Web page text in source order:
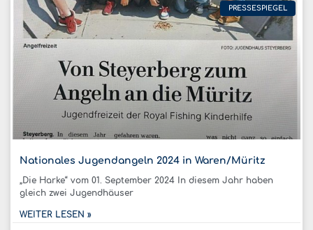
PRESSESPIEGEL
Nationales Jugendangeln 2024 in Waren/Müritz
„Die Harke“ vom 01. September 2024 In diesem Jahr haben
gleich zwei Jugendhäuser
WEITER LESEN »